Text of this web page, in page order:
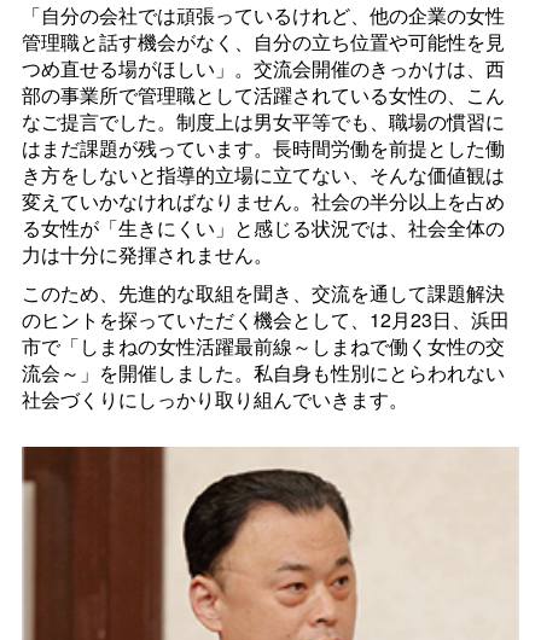
「自分の会社では頑張っているけれど、他の企業の女性
管理職と話す機会がなく、自分の立ち位置や可能性を見
つめ直せる場がほしい」。交流会開催のきっかけは、西
部の事業所で管理職として活躍されている女性の、こん
なご提言でした。制度上は男女平等でも、職場の慣習に
はまだ課題が残っています。長時間労働を前提とした働
き方をしないと指導的立場に立てない、そんな価値観は
変えていかなければなりません。社会の半分以上を占め
る女性が「生きにくい」と感じる状況では、社会全体の
力は十分に発揮されません。
このため、先進的な取組を聞き、交流を通して課題解決
のヒントを探っていただく機会として、12月23日、浜田
市で「しまねの女性活躍最前線～しまねで働く女性の交
流会～」を開催しました。私自身も性別にとらわれない
社会づくりにしっかり取り組んでいきます。